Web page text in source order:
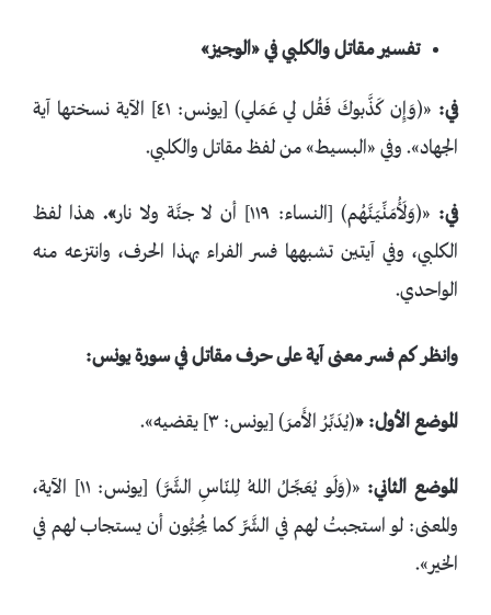
تفسير مقاتل والكلبي في«الوجيز»
في:
«﴿وَإِن كَذَّبوكَ فَقُل لي عَمَلي﴾ [يونس: ٤١] الآية نسختها آية
الجهاد». وفي «البسيط» من لفظ مقاتل والكلبي.
في: «﴿وَلَأُمَنِّيَنَّهُم﴾ [النساء: ١١٩] أن ‌لا ‌جنَّة ولا نار »
. هذا لفظ
الكلبي، وفي آيتين تشبهها فسر الفراء بهذا الحرف، وانتزعه منه
الواحدي.
وانظر كم فسر معنى آية على حرف مقاتل في سورة يونس:
الموضع الأول: «﴿يُدَبِّرُ الأَمرَ﴾ [يونس: ٣] يقضيه».
الموضع الثاني:
«﴿وَلَو يُعَجِّلُ اللهُ لِلنّاسِ الشَّرَّ﴾ [يونس: ١١] الآية،
والمعنى: لو استجبتُ لهم في الشَّرِّ كما يُحِبُّون أن يستجاب لهم في
الخير».